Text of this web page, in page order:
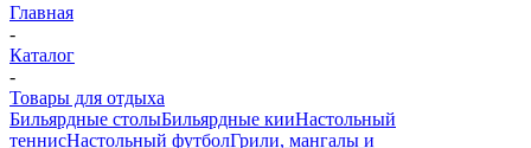
Главная
-
Каталог
-
Товары для отдыха
Бильярдные столыБильярдные кииНастольный
теннисНастольный футболГрили, мангалы и